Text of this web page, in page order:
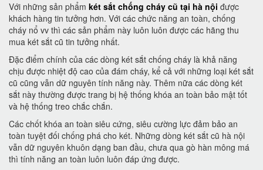
Với những sản phẩm két sắt chống cháy cũ tại hà nội được
khách hàng tin tưởng hơn. Với các chức năng an toàn, chống
cháy nổ vv thì các sản phẩm này luôn luôn được các hãng thu
mua két sắt cũ tin tưởng nhất.
Đặc điểm chính của các dòng két sắt chống cháy là khả năng
chịu được nhiệt độ cao của đám cháy, kể cả với những loại két sắt
cũ cũng vẫn dữ nguyên tính năng này. Thêm nữa các dòng két
sắt này thường được trang bị hệ thống khóa an toàn bảo mật tốt
và hệ thống treo chắc chắn.
Các chốt khóa an toàn siêu cứng, siêu cường lực đảm bảo an
toàn tuyệt đối chống phá cho két. Những dòng két sắt cũ hà nội
vẫn dữ nguyên khuôn dạng ban đầu, chưa qua gò hàn mông má
thì tính năng an toàn luôn luôn đáp ứng được.